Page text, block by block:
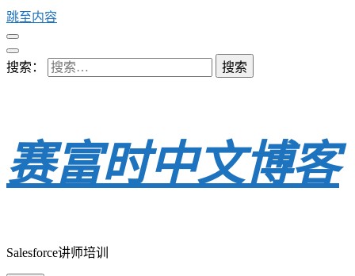
跳至内容
搜索：
赛富时中文博客
Salesforce讲师培训